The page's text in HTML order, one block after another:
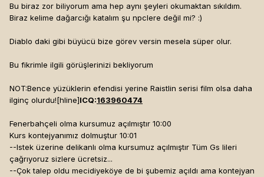
Bu biraz zor biliyorum ama hep aynı şeyleri okumaktan sıkıldım.
Biraz kelime dağarcığı katalım şu npclere değil mi? :)
Diablo daki gibi büyücü bize görev versin mesela süper olur.
Bu fikrimle ilgili görüşlerinizi bekliyorum
NOT:Bence yüzüklerin efendisi yerine Raistlin serisi film olsa daha
ilginç olurdu![hline]ICQ:163960474
Fenerbahçeli olma kursumuz açılmıştır 10:00
Kurs kontejyanımız dolmuştur 10:01
--Istek üzerine delikanlı olma kursumuz açılmıştır Tüm Gs lileri
çağrıyoruz sizlere ücretsiz...
--Çok talep oldu mecidiyeköye de bi şubemiz açıldı ama kontejyan